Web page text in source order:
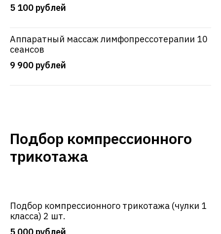
5 100 рублей
Аппаратный массаж лимфопрессотерапии 10
сеансов
9 900 рублей
Подбор компрессионного
трикотажа
Подбор компрессионного трикотажа (чулки 1
класса) 2 шт.